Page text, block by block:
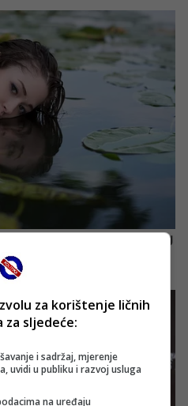
za korištenje ličnih
za sljedeće:
i sadržaj, mjerenje
uvidi u publiku i razvoj usluga
na uređaju